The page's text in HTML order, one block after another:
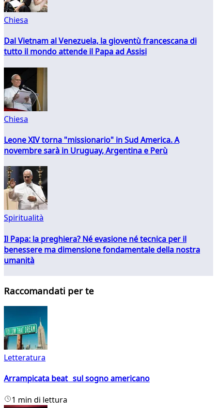
Chiesa
Dal Vietnam al Venezuela, la gioventù francescana di
tutto il mondo attende il Papa ad Assisi
Chiesa
Leone XIV torna "missionario" in Sud America. A
novembre sarà in Uruguay, Argentina e Perù
Spiritualità
Il Papa: la preghiera? Né evasione né tecnica per il
benessere ma dimensione fondamentale della nostra
umanità
Raccomandati per te
Letteratura
Arrampicata beat sul sogno americano
1 min di lettura